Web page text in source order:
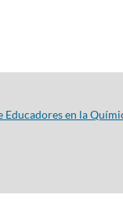
Educadores en la